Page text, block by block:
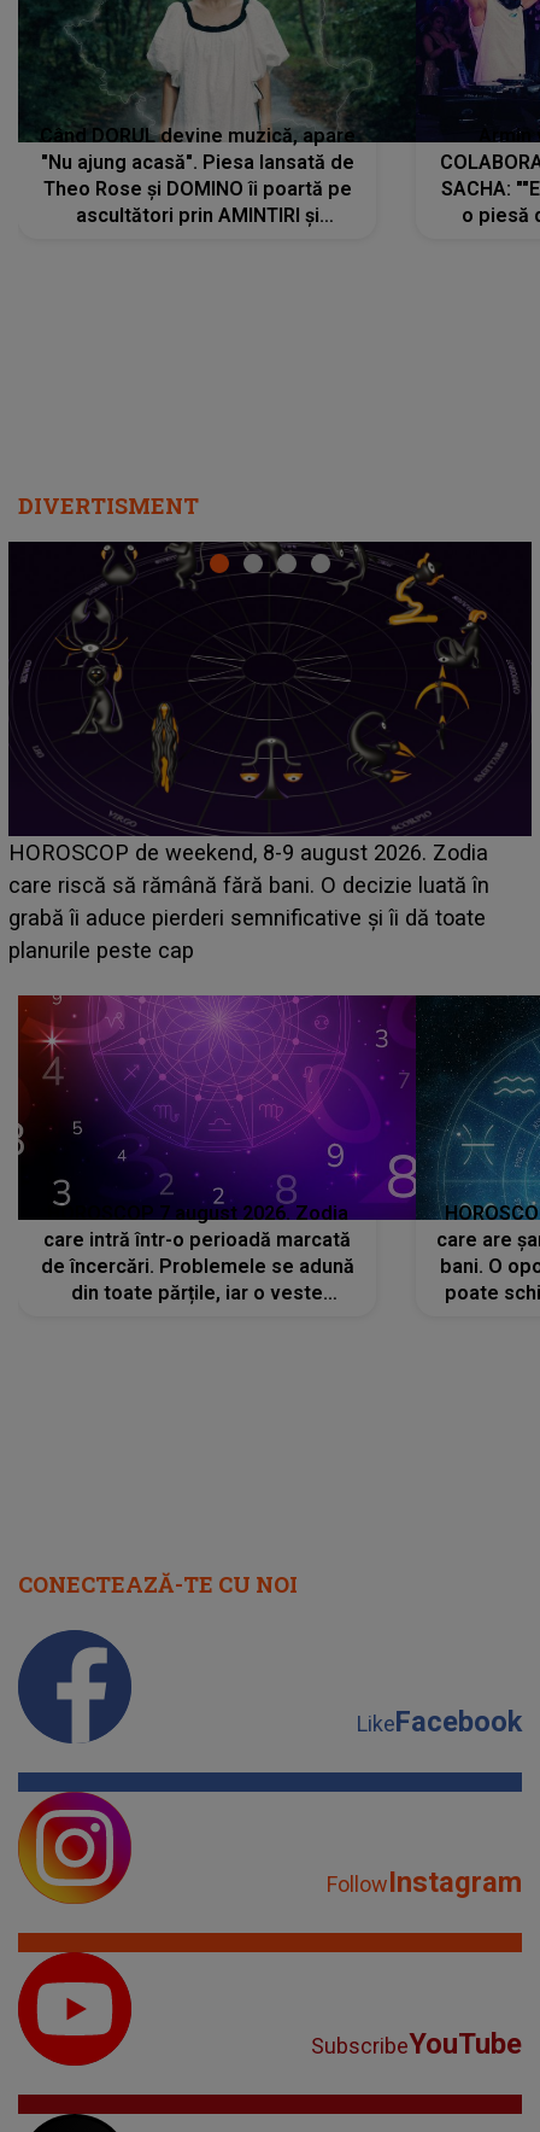
Când DORUL devine muzică, apare
"Nu ajung acasă". Piesa lansată de
Theo Rose și DOMINO îi poartă pe
ascultători prin AMINTIRI și
SACHA:
o piesă
DIVERTISMENT
Emanuel a ținut ACEST DETALIU ASCUNS până
acum! În fața Alexandrei, concurentul din Casa Iubirii
face o MĂRTURISIRE NEAȘTEPTATĂ despre mama
sa: "I-am spus și ei în față, eu nu te iubesc pentru
HOROSCOP 7 august 2026. Zodia
care intră într-o perioadă marcată
de încercări. Problemele se adună
din toate părțile, iar o veste
care are
bani. O
poate
CONECTEAZĂ-TE CU NOI
LikeFacebook
FollowInstagram
SubscribeYouTube